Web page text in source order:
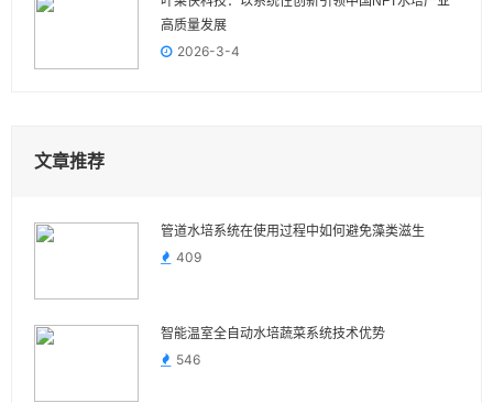
高质量发展
2026-3-4
文章推荐
管道水培系统在使用过程中如何避免藻类滋生
409
智能温室全自动水培蔬菜系统技术优势
546